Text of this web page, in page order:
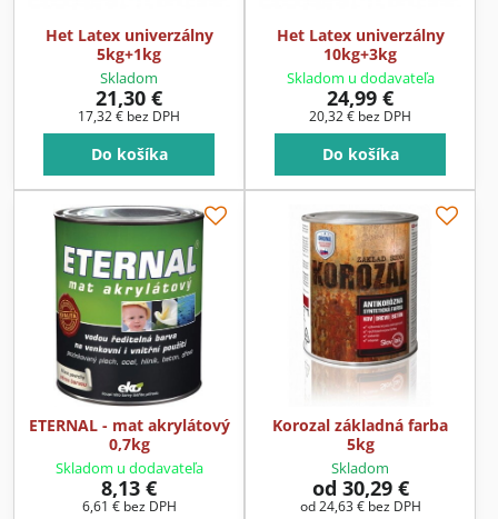
Het Latex univerzálny
5kg+1kg
Skladom
21,30 €
17,32 € bez DPH
Do košíka
Het Latex univerzálny
10kg+3kg
Skladom u dodavateľa
24,99 €
20,32 € bez DPH
Do košíka
ETERNAL - mat akrylátový
0,7kg
Skladom u dodavateľa
8,13 €
6,61 € bez DPH
Korozal základná farba
5kg
Skladom
od 30,29 €
od 24,63 € bez DPH